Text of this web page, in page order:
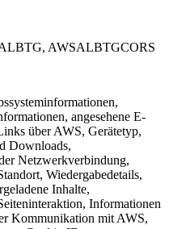
AWSALBTGCORS
angesehene E-
über AWS, Gerätetyp,
Downloads,
Netzwerkverbindung,
Wiedergabedetails,
Inhalte,
Informationen
Kommunikation mit AWS,